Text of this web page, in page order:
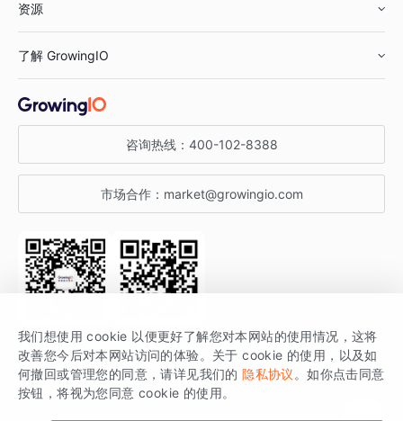
鞋服行业
汽车行业
金融行业
智能运营
获客分析
资源
增长公开课
增长博客
开发者文档
SDK 文档
场景指南
了解 GrowingIO
关于 GrowingIO
增长大会
行业活动
咨询热线： 400-102-8388
市场合作： market@growingio.com
关注公众号 获取更多干货
GrowingIO 是专注于数据智能分析与增长的品牌，核心平台为 GrowingIO
分析云。
我们想使用 cookie 以便更好了解您对本网站的使用情况，这将
改善您今后对本网站访问的体验。关于 cookie 的使用，以及如
何撤回或管理您的同意，请详见我们的 隐私协议 。如你点击同意
按钮，将视为您同意 cookie 的使用。